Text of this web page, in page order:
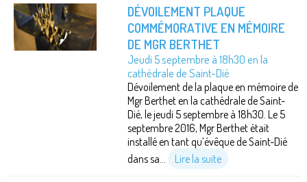
DÉVOILEMENT PLAQUE
COMMÉMORATIVE EN MÉMOIRE
DE MGR BERTHET
Jeudi 5 septembre à 18h30 en la
cathédrale de Saint-Dié
Dévoilement de la plaque en mémoire de
Mgr Berthet en la cathédrale de Saint-
Dié, le jeudi 5 septembre à 18h30. Le 5
septembre 2016, Mgr Berthet était
installé en tant qu’évêque de Saint-Dié
dans sa...
Lire la suite